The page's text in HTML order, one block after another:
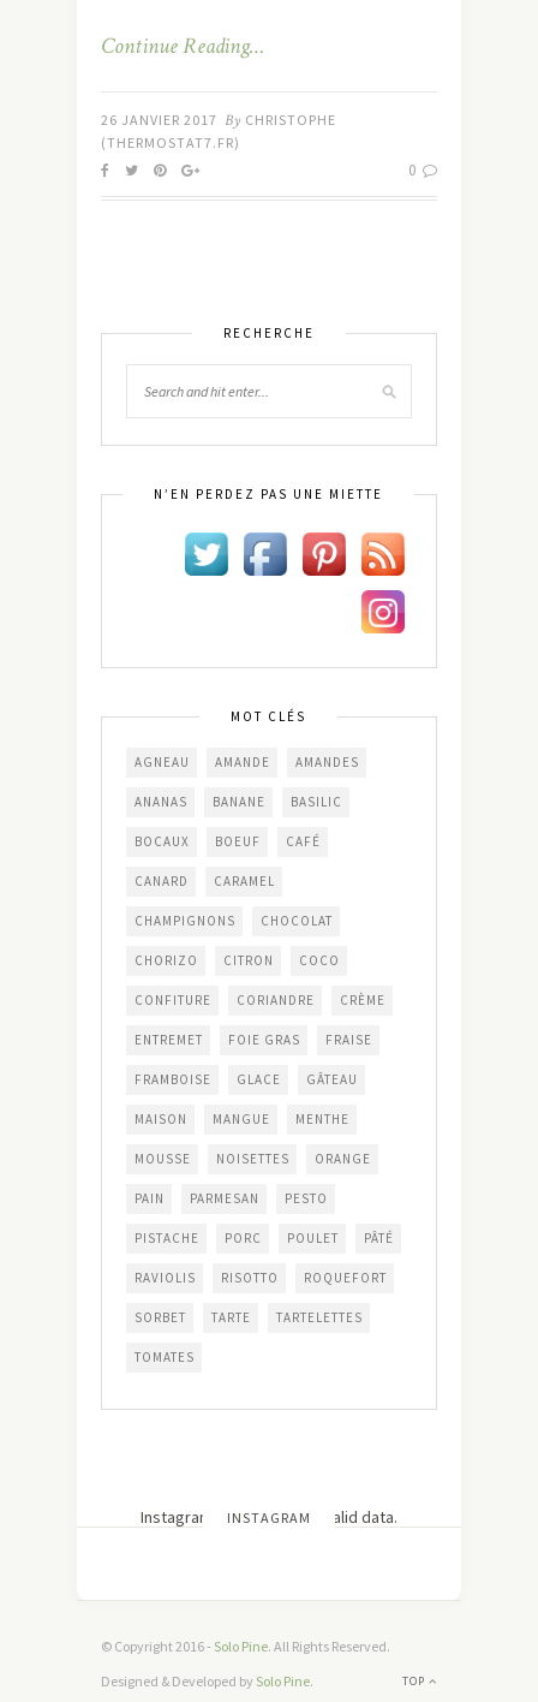
Continue Reading…
26 JANVIER 2017 By CHRISTOPHE
(THERMOSTAT7.FR)
0
RECHERCHE
N’EN PERDEZ PAS UNE MIETTE
MOT CLÉS
AGNEAU AMANDE AMANDES
ANANAS BANANE BASILIC
BOCAUX BOEUF CAFÉ
CANARD CARAMEL
CHAMPIGNONS CHOCOLAT
CHORIZO CITRON COCO
CONFITURE CORIANDRE CRÈME
ENTREMET FOIE GRAS FRAISE
FRAMBOISE GLACE GÂTEAU
MAISON MANGUE MENTHE
MOUSSE NOISETTES ORANGE
PAIN PARMESAN PESTO
PISTACHE PORC POULET PÂTÉ
RAVIOLIS RISOTTO ROQUEFORT
SORBET TARTE TARTELETTES
TOMATES
INSTAGRAM
Instagram has returned invalid data.
© Copyright 2016 - Solo Pine. All Rights Reserved.
TOP
Designed & Developed by Solo Pine.